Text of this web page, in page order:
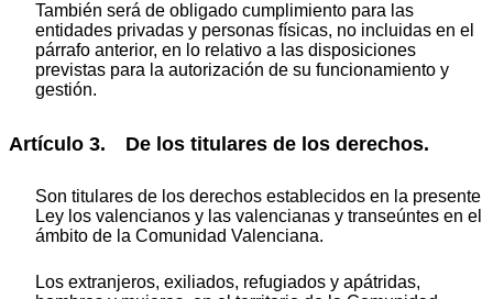
También será de obligado cumplimiento para las
entidades privadas y personas físicas, no incluidas en el
párrafo anterior, en lo relativo a las disposiciones
previstas para la autorización de su funcionamiento y
gestión.
Artículo 3. De los titulares de los derechos.
Son titulares de los derechos establecidos en la presente
Ley los valencianos y las valencianas y transeúntes en el
ámbito de la Comunidad Valenciana.
Los extranjeros, exiliados, refugiados y apátridas,